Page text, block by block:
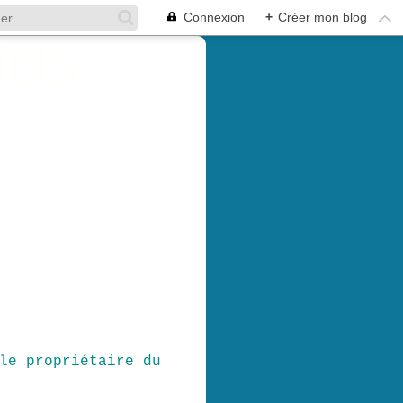
Connexion + Créer mon blog
propriétaire du